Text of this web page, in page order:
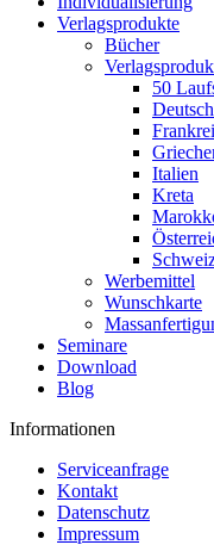
Verlagsprodukte
Bücher
50
Italien
Kreta
Werbemittel
Wunschkarte
Seminare
Download
Blog
Informationen
Serviceanfrage
Kontakt
Datenschutz
Impressum